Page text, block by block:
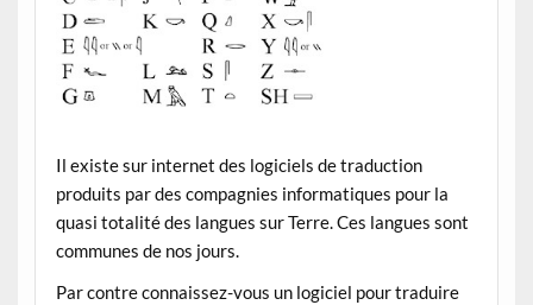
Il existe sur internet des logiciels de traduction
produits par des compagnies informatiques pour la
quasi totalité des langues sur Terre. Ces langues sont
communes de nos jours.
Par contre connaissez-vous un logiciel pour traduire